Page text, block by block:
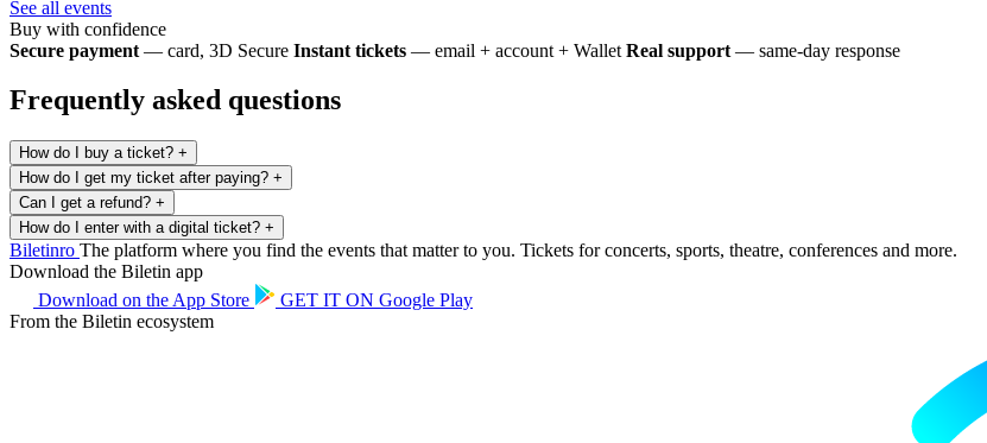
See all events
Buy with confidence
Secure payment — card, 3D Secure Instant tickets — email + account + Wallet Real support — same-day response
Frequently asked questions
How do I buy a ticket? +
How do I get my ticket after paying? +
Can I get a refund? +
How do I enter with a digital ticket? +
Biletinro The platform where you find the events that matter to you. Tickets for concerts, sports, theatre, conferences and more.
Download the Biletin app
Download on the App Store GET IT ON Google Play
From the Biletin ecosystem